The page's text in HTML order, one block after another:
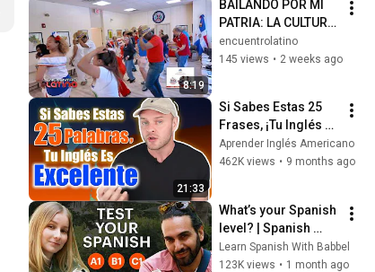
8:19
BAILANDO POR MI
PATRIA: LA CULTURA
DOMINICANA SE
VIVE EN BOSTON
encuentrolatino
145 views • 2 weeks ago
21:33
Si Sabes Estas 25
Frases, ¡Tu Inglés Es
Excelente! (Test Real
de Inglés) -
Aprender Inglés Americano
462K views • 9 months ago
What’s your Spanish
level? | Spanish
listening A1 to C1
Learn Spanish With Babbel
123K views • 1 month ago